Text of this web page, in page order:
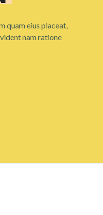
quam eius placeat,
nam ratione